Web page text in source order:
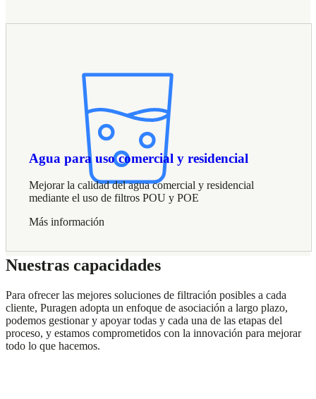
Agua para uso comercial y residencial
Mejorar la calidad del agua comercial y residencial
mediante el uso de filtros POU y POE
Más información
Nuestras capacidades
Para ofrecer las mejores soluciones de filtración posibles a cada
cliente, Puragen adopta un enfoque de asociación a largo plazo,
podemos gestionar y apoyar todas y cada una de las etapas del
proceso, y estamos comprometidos con la innovación para mejorar
todo lo que hacemos.